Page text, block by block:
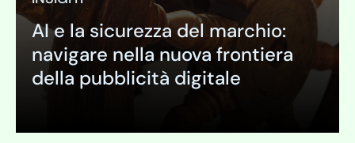
AI e la sicurezza del marchio:
navigare nella nuova frontiera
della pubblicità digitale